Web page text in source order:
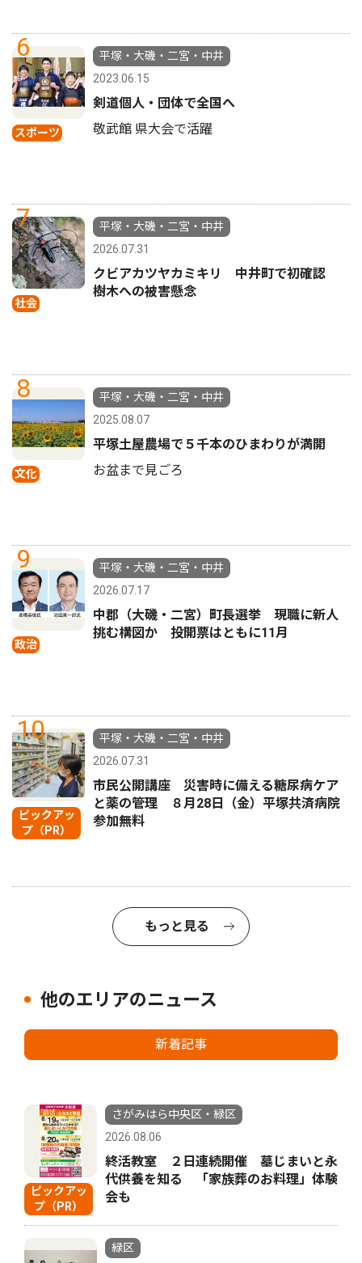
6
スポーツ
平塚・大磯・二宮・中井
2023.06.15
剣道個人・団体で全国へ
敬武館 県大会で活躍
7
社会
平塚・大磯・二宮・中井
2026.07.31
クビアカツヤカミキリ 中井町で初確認
樹木への被害懸念
8
文化
平塚・大磯・二宮・中井
2025.08.07
平塚土屋農場で５千本のひまわりが満開
お盆まで見ごろ
9
政治
平塚・大磯・二宮・中井
2026.07.17
中郡（大磯・二宮）町長選挙 現職に新人
挑む構図か 投開票はともに11月
10
ピックアッ
プ（PR）
平塚・大磯・二宮・中井
2026.07.31
市民公開講座 災害時に備える糖尿病ケア
と薬の管理 ８月28日（金）平塚共済病院
参加無料
もっと見る
他のエリアのニュース
新着記事
ピックアッ
プ（PR）
さがみはら中央区・緑区
2026.08.06
終活教室 ２日連続開催 墓じまいと永
代供養を知る 「家族葬のお料理」体験
会も
緑区